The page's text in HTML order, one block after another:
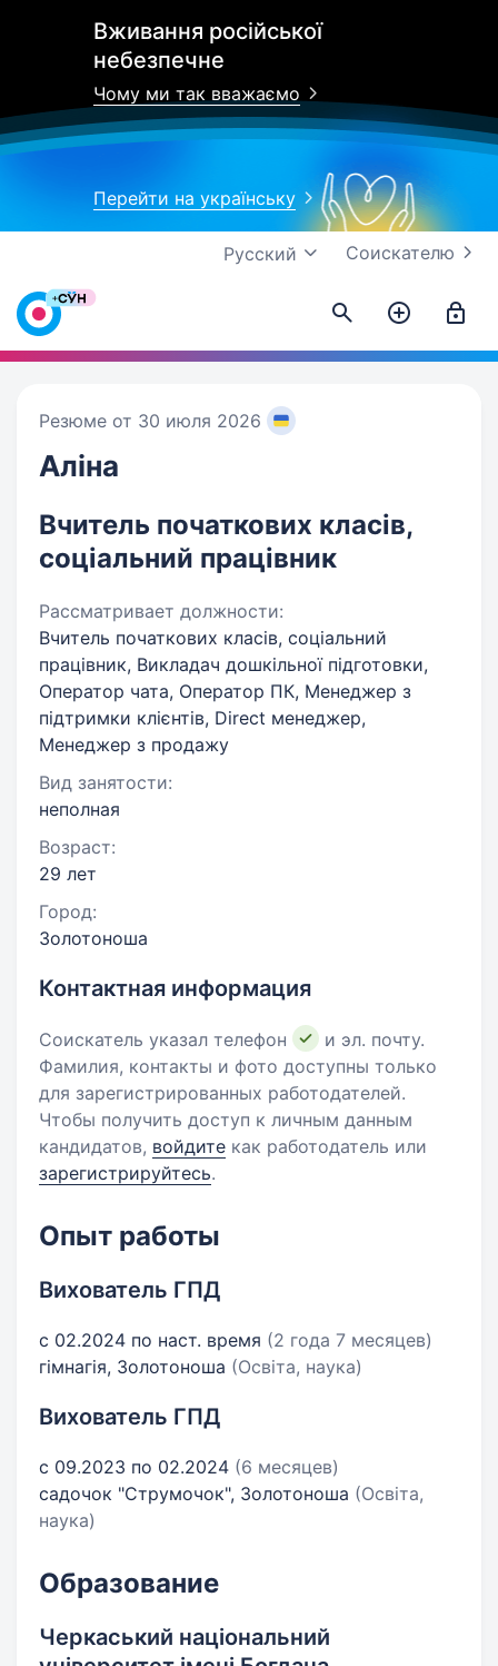
Вживання російської
небезпечне
Чому ми так вважаємо
Перейти на українську
Соискателю
Русский
Резюме от 30 июля 2026
Аліна
Вчитель початкових класів,
соціальний працівник
Рассматривает должности:
Вчитель початкових класів, соціальний
працівник, Викладач дошкільної підготовки,
Оператор чата, Оператор ПК, Менеджер з
підтримки клієнтів, Direct менеджер,
Менеджер з продажу
Вид занятости:
неполная
Возраст:
29 лет
Город:
Золотоноша
Контактная информация
Соискатель указал телефон
и эл. почту.
Фамилия, контакты и фото доступны только
для зарегистрированных работодателей.
Чтобы получить доступ к личным данным
кандидатов, войдите как работодатель или
зарегистрируйтесь.
Опыт работы
Вихователь ГПД
с 02.2024 по наст. время (2 года 7 месяцев)
гімнагія, Золотоноша (Освіта, наука)
Вихователь ГПД
с 09.2023 по 02.2024 (6 месяцев)
садочок "Струмочок", Золотоноша (Освіта,
наука)
Образование
Черкаський національний